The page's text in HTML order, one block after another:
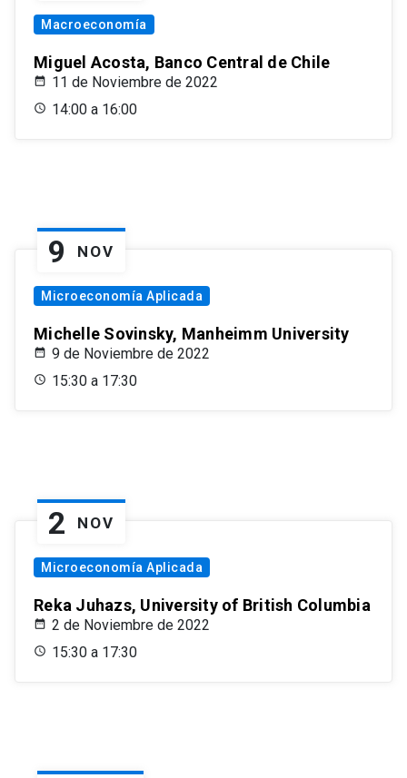
Macroeconomía
Miguel Acosta, Banco Central de Chile
11 de Noviembre de 2022
14:00 a 16:00
9 NOV
Microeconomía Aplicada
Michelle Sovinsky, Manheimm University
9 de Noviembre de 2022
15:30 a 17:30
2 NOV
Microeconomía Aplicada
Reka Juhazs, University of British Columbia
2 de Noviembre de 2022
15:30 a 17:30